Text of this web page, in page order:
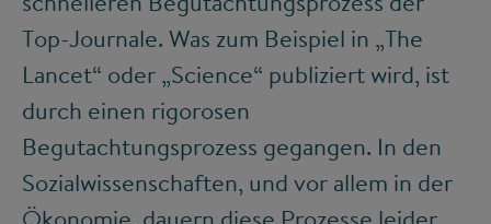
Top-Journale. Was zum Beispiel in „The
Lancet“ oder „Science“ publiziert wird, ist
durch einen rigorosen
Begutachtungsprozess gegangen. In den
Sozialwissenschaften, und vor allem in der